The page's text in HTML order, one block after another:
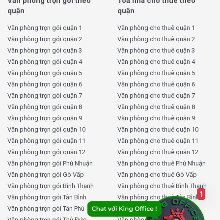
chuyển kinh tế của quận Tân Bình theo hướng hiện đại và phù
hợp với xu thế phát triển quốc tế. Các doanh nghiệp trong
ngành logistics, dịch vụ hàng không và sản xuất có thể tìm
thấy cơ hội phát triển tại đây, nhờ sự gần gũi với sân bay và
khu công nghiệp.
3.Quy hoạch tương lai và hạ tầng hiện đại
Tân Bình đang được đầu tư mạnh mẽ vào hạ tầng giao thông
với các dự án trọng điểm như mở rộng đường Phan Thúc
Duyện và xây dựng nhà ga T3 sân bay Tân Sơn Nhất. Trong
tương lai, quận sẽ sở hữu 2 tuyến Metro hiện đại, giúp việc
di chuyển trở nên tiện lợi và nhanh chóng hơn. Những dự án
này không chỉ giúp nâng cao giá trị của văn phòng cho thuê
tại Tân Bình mà còn mang lại nhiều lợi ích cho các doanh
nghiệp đặt trụ sở tại đây.
4.Thiết kế văn phòng hiện đại và không gian xanh
Xu hướng thiết kế văn phòng cho thuê tại Quận Tân Bình
quận
Văn phòng trọn gói quận 1
Văn phòng trọn gói quận 2
Văn phòng trọn gói quận 3
Văn phòng trọn gói quận 4
Văn phòng trọn gói quận 5
Văn phòng trọn gói quận 6
Văn phòng trọn gói quận 7
Văn phòng trọn gói quận 8
Văn phòng trọn gói quận 9
Văn phòng trọn gói quận 10
Văn phòng trọn gói quận 11
Văn phòng trọn gói quận 12
Văn phòng trọn gói Phú Nhuận
Văn phòng trọn gói Gò Vấp
Văn phòng trọn gói Bình Thạnh
Văn phòng trọn gói Tân Bình
Văn phòng trọn gói Tân Phú
quận
Văn phòng cho thuê quận 1
Văn phòng cho thuê quận 2
Văn phòng cho thuê quận 3
Văn phòng cho thuê quận 4
Văn phòng cho thuê quận 5
Văn phòng cho thuê quận 6
Văn phòng cho thuê quận 7
Văn phòng cho thuê quận 8
Văn phòng cho thuê quận 9
Văn phòng cho thuê quận 10
Văn phòng cho thuê quận 11
Văn phòng cho thuê quận 12
Văn phòng cho thuê Phú Nhuận
Văn phòng cho thuê Gò Vấp
Văn phòng cho thuê Bình Thạnh
Văn phòng cho thuê Tân Bình
Văn phòng cho thuê Tân Phú
1